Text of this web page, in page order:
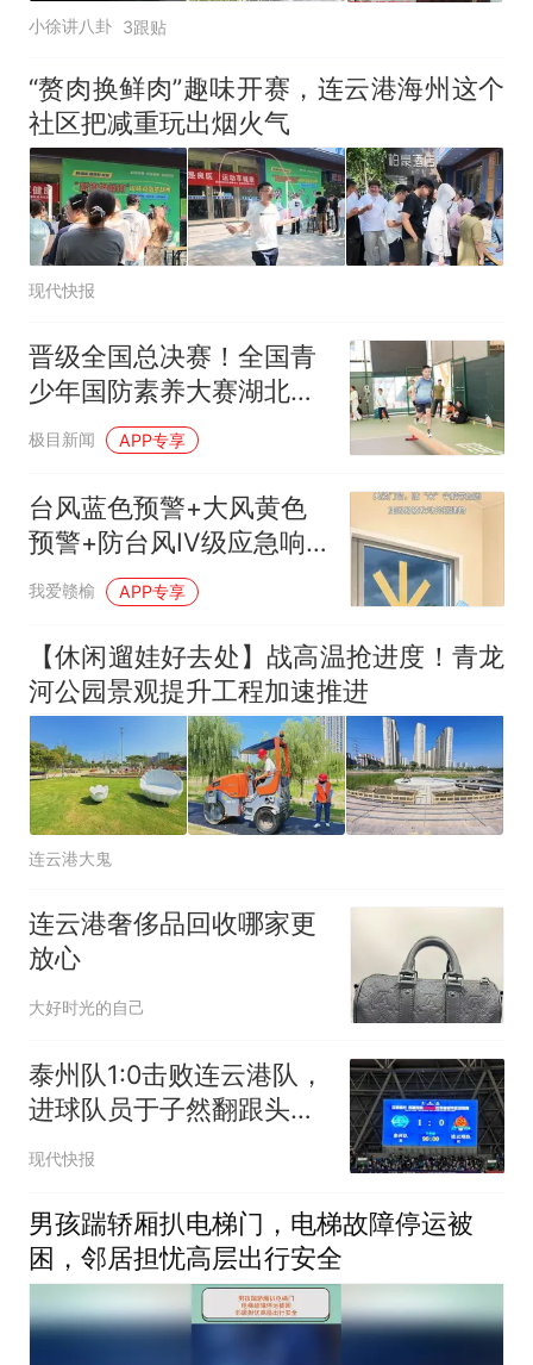
小徐讲八卦 3跟贴
“赘肉换鲜肉”趣味开赛，连云港海州这个
社区把减重玩出烟火气
现代快报
晋级全国总决赛！全国青
少年国防素养大赛湖北综
合赛区选手举行集训
极目新闻 APP专享
台风蓝色预警+大风黄色
预警+防台风IV级应急响
应
我爱赣榆 APP专享
【休闲遛娃好去处】战高温抢进度！青龙
河公园景观提升工程加速推进
连云港大鬼
连云港奢侈品回收哪家更
放心
大好时光的自己
泰州队1:0击败连云港队，
进球队员于子然翻跟头庆
祝
现代快报
男孩踹轿厢扒电梯门，电梯故障停运被
困，邻居担忧高层出行安全